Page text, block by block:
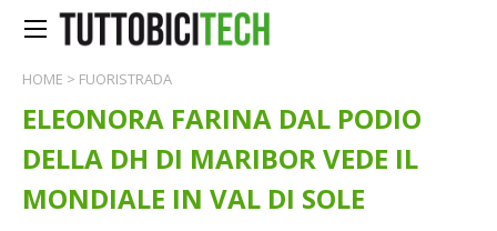
HOME > FUORISTRADA
ELEONORA FARINA DAL PODIO
DELLA DH DI MARIBOR VEDE IL
MONDIALE IN VAL DI SOLE